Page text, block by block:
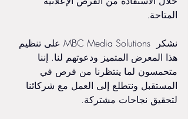
المتاحة.
نشكر  MBC Media Solutions على تنظيم
هذا المعرض المتميز ودعوتهم لنا. إننا
متحمسون لما ينتظرنا من فرص في
المستقبل ونتطلع إلى العمل مع شركائنا
لتحقيق نجاحات مشتركة.